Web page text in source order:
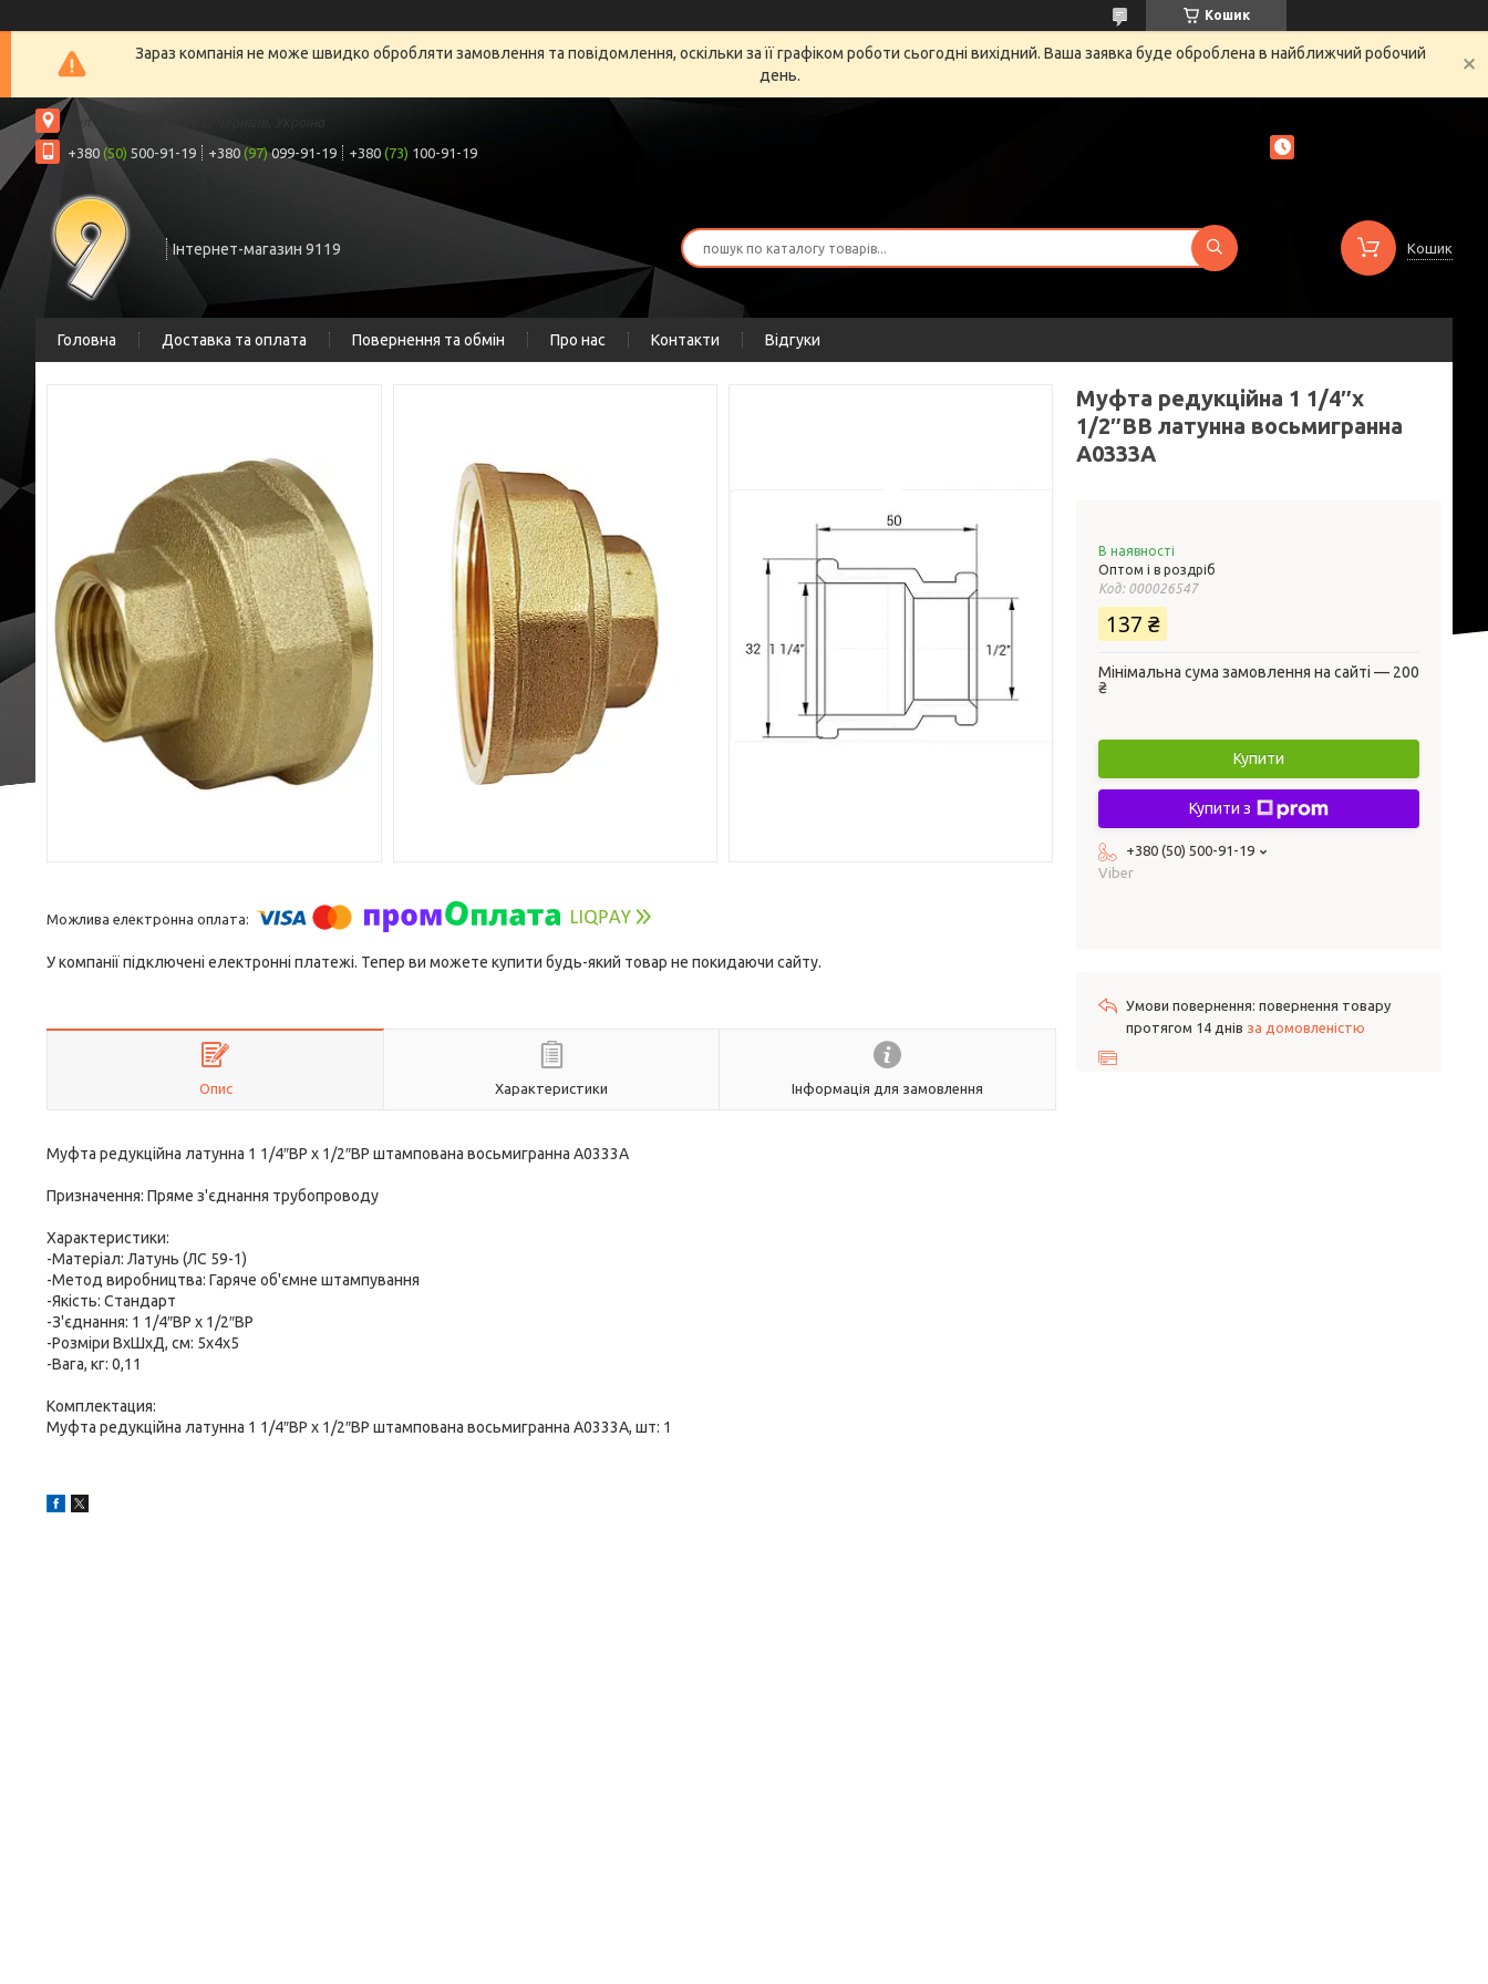
Кошик
Зараз компанія не може швидко обробляти замовлення та повідомлення, оскільки за її графіком роботи сьогодні вихідний. Ваша заявка буде оброблена в найближчий робочий
день.
вул. Шрага, 6а, офіс 2, Чернігів, Україна
+380 (50) 500-91-19 +380 (97)099-91-19 +380 (73) 100-91-19
Інтернет-магазин 9119 Кошик
Головна Доставка та оплата Повернення та обмін Про нас Контакти Відгуки
У компанії підключені електронні платежі. Тепер ви можете купити будь-який товар не покидаючи сайту.
Опис Характеристики Інформація для замовлення
Муфта редукційна латунна 1 1/4″ВР х 1/2″ВР штампована восьмигранна А0333А
Призначення: Пряме з'єднання трубопроводу
Характеристики:
-Матеріал: Латунь (ЛС 59-1)
-Метод виробництва: Гаряче об'ємне штампування
-Якість: Стандарт
-З'єднання: 1 1/4″ВР х 1/2″ВР
-Розміри ВхШхД, см: 5х4х5
-Вага, кг: 0,11
Комплектация:
Муфта редукційна латунна 1 1/4″ВР х 1/2″ВР штампована восьмигранна А0333А, шт: 1
Муфта редукційна 1 1/4″х
1/2″ВВ латунна восьмигранна
А0333А
В наявності
Оптом і в роздріб
Код: 000026547
137 ₴
Мінімальна сума замовлення на сайті — 200
₴
Купити
Купити з
+380 (50) 500-91-19
Viber
повернення товару
протягом 14 днів за домовленістю